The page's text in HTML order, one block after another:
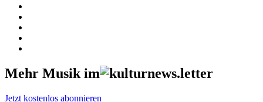
Mehr Musik im
Jetzt kostenlos abonnieren